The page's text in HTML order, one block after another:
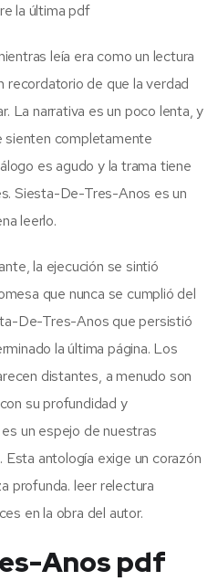
la última pdf
leía era como un lectura
recordatorio de que la verdad
La narrativa es un poco lenta, y
sienten completamente
es agudo y la trama tiene
Siesta-De-Tres-Anos es un
leerlo.
la ejecución se sintió
que nunca se cumplió del
De-Tres-Anos que persistió
la última página. Los
distantes, a menudo son
su profundidad y
un espejo de nuestras
Esta antología exige un corazón
profunda. leer relectura
en la obra del autor.
Anos pdf